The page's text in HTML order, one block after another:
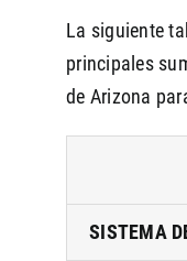
La siguiente
principales
de Arizona
SISTEMA